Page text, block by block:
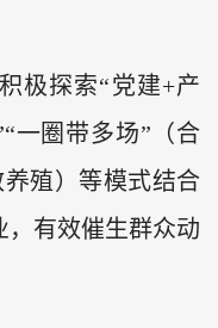
极探索“党建+产
一圈带多场”（合
殖）等模式结合
有效催生群众动